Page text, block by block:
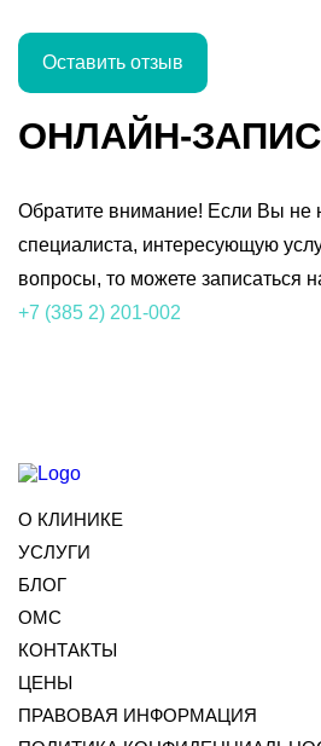
Оставить отзыв
ОНЛАЙН-
Обратите внимание! Если Вы не
специалиста, интересующую
вопросы, то можете записаться
+7 (385 2) 201-002
О КЛИНИКЕ
УСЛУГИ
БЛОГ
ОМС
КОНТАКТЫ
ЦЕНЫ
ПРАВОВАЯ ИНФОРМАЦИЯ